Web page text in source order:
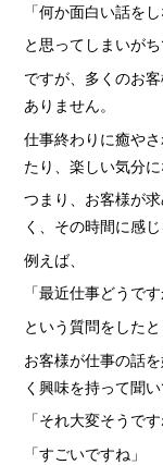
› 個人ロッカ
› ニュース・ト
› お仕事コラム
› 先輩たちの声
› 30歳からの
› 用語集
› カンタン
› 卒業生の声
› 働く女性の
› ご応募・お問
› サイトマップ
「何か面白い話をし
と思ってしまいがち
ですが、多くのお
ありません。
仕事終わりに癒や
たり、楽しい気分
つまり、お客様が
く、その時間に感
例えば、
「最近仕事どうです
という質問をしたと
お客様が仕事の話
く興味を持って聞い
「それ大変そうです
「すごいですね」